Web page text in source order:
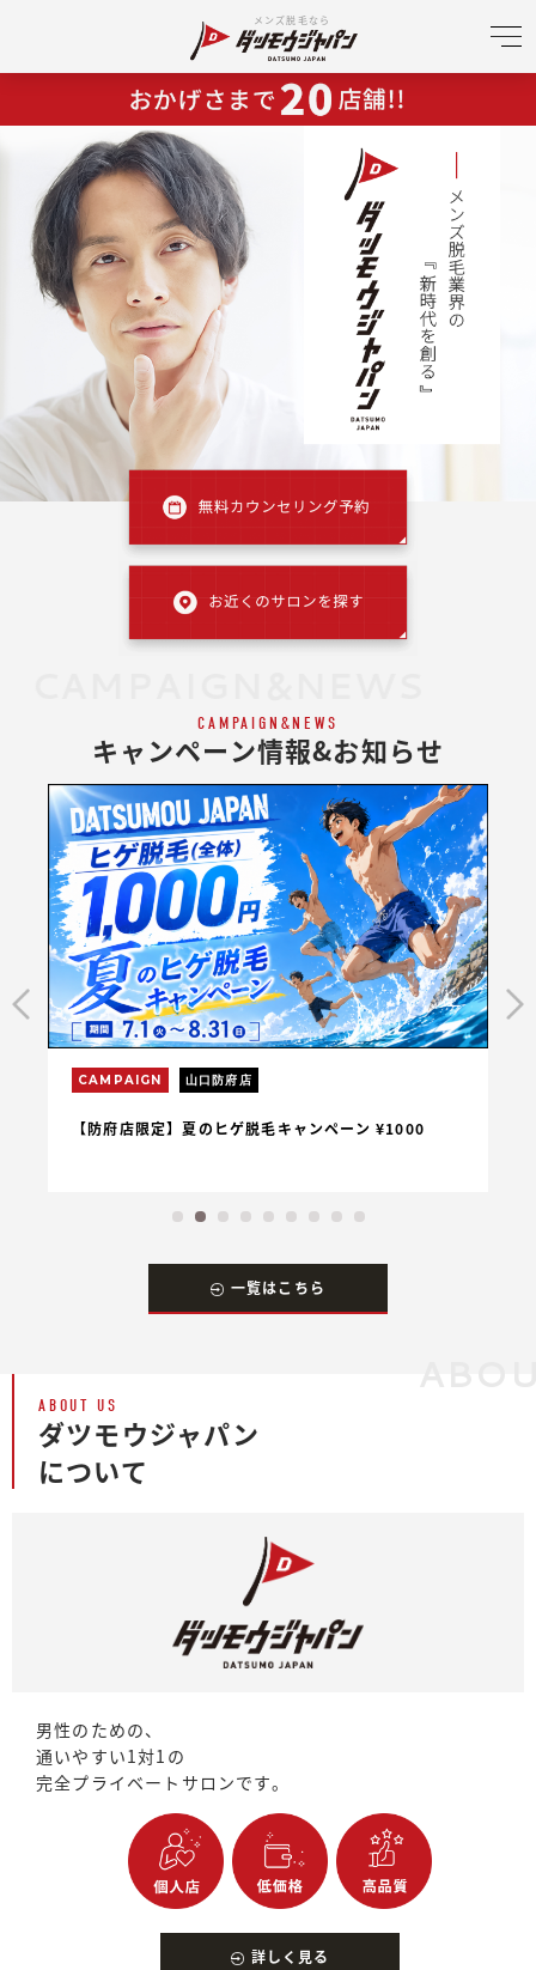
メンズ脱毛なら
CAMPAIGN&NEWS
キャンペーン情報&お知らせ
CAMPAIGN 山口防府店
【防府店限定】夏のヒゲ脱毛キャンペーン ¥1000
一覧はこちら
ABOUT US
ダツモウジャパン
について
男性のための、
通いやすい1対1の
完全プライベートサロンです。
詳しく見る